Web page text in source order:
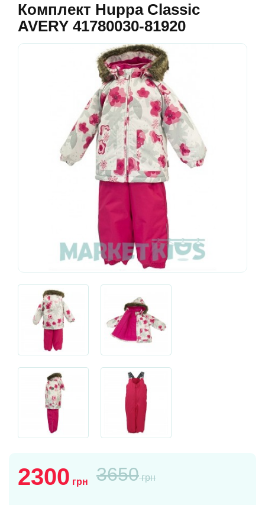
Комплект Huppa Classic
AVERY 41780030-81920
2300 грн 3650грн